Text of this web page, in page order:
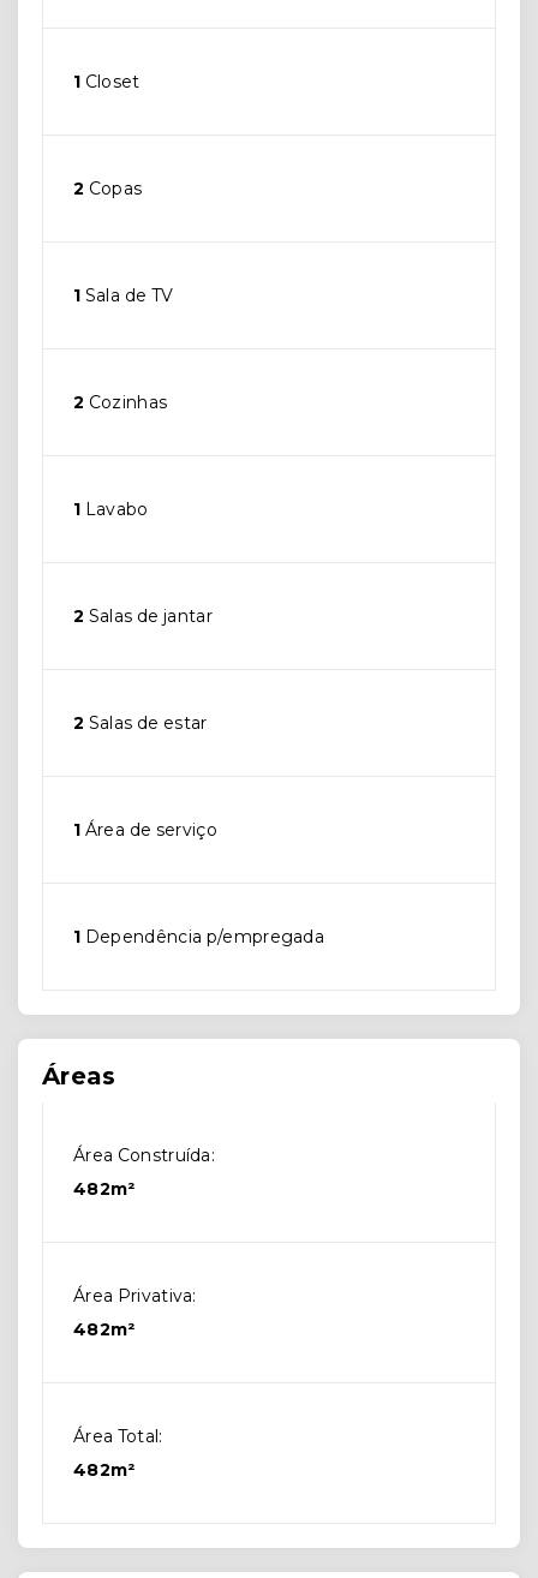
1 Closet
2 Copas
1 Sala de TV
2 Cozinhas
1 Lavabo
2 Salas de jantar
2 Salas de estar
1 Área de serviço
1 Dependência p/empregada
Áreas
Área Construída:
482m²
Área Privativa:
482m²
Área Total:
482m²